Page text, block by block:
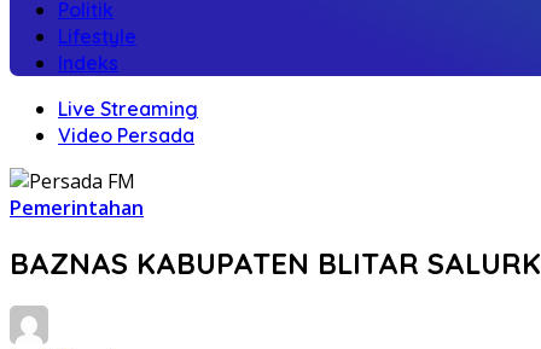
Politik
Lifestyle
Indeks
Live Streaming
Video Persada
Pemerintahan
BAZNAS KABUPATEN BLITAR